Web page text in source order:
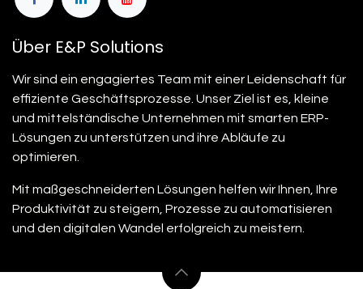
Über E&P Solutions
Wir sind ein engagiertes Team mit einer Leidenschaft für
effiziente Geschäftsprozesse. Unser Ziel ist es, kleine
und mittelständische Unternehmen mit smarten ERP-
Lösungen zu unterstützen und ihre Abläufe zu
optimieren.
Mit maßgeschneiderten Lösungen helfen wir Ihnen, Ihre
Produktivität zu steigern, Prozesse zu automatisieren
und den digitalen Wandel erfolgreich zu meistern.